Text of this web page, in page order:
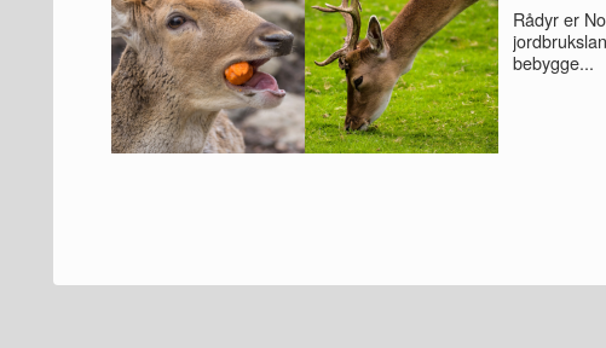
Rådyr er
bebygge...